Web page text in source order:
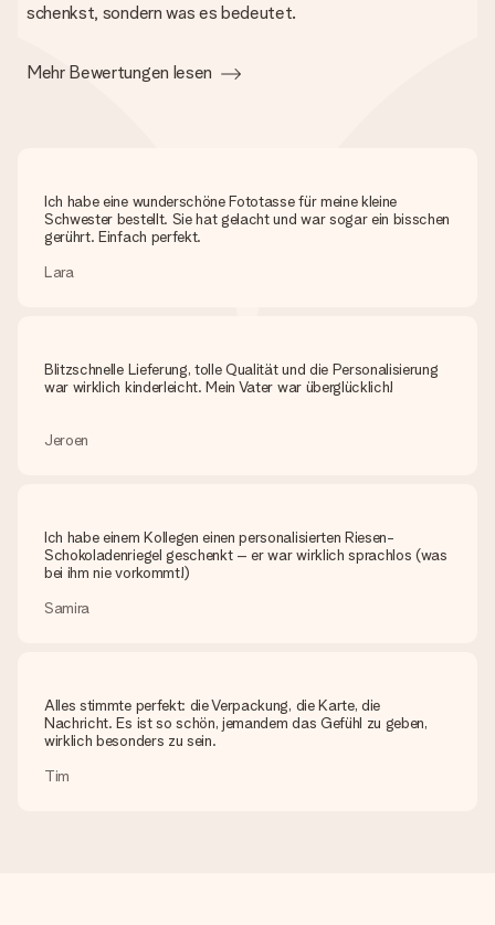
schenkst, sondern was es bedeutet.
Mehr Bewertungen lesen
Ich habe eine wunderschöne Fototasse für meine kleine
Schwester bestellt. Sie hat gelacht und war sogar ein bisschen
gerührt. Einfach perfekt.
Lara
Blitzschnelle Lieferung, tolle Qualität und die Personalisierung
war wirklich kinderleicht. Mein Vater war überglücklich!
Jeroen
Ich habe einem Kollegen einen personalisierten Riesen-
Schokoladenriegel geschenkt – er war wirklich sprachlos (was
bei ihm nie vorkommt!)
Samira
Alles stimmte perfekt: die Verpackung, die Karte, die
Nachricht. Es ist so schön, jemandem das Gefühl zu geben,
wirklich besonders zu sein.
Tim